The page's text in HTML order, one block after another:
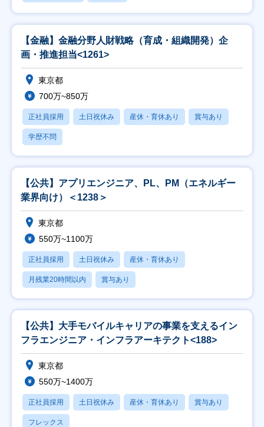
【金融】金融分野人財戦略（育成・組織開発）企
画・推進担当<1261>
東京都
700万~850万
正社員採用 土日祝休み 産休・育休あり 賞与あり
学歴不問
【公共】アプリエンジニア、PL、PM（エネルギー
業界向け）＜1238＞
東京都
550万~1100万
正社員採用 土日祝休み 産休・育休あり
月残業20時間以内 賞与あり
【公共】大手モバイルキャリアの事業を支えるイン
フラエンジニア・インフラアーキテクト<188>
東京都
550万~1400万
正社員採用 土日祝休み 産休・育休あり 賞与あり
フレックス